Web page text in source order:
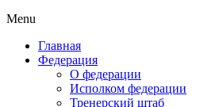
Menu
Главная
Федерация
О федерации
Исполком федерации
Тренерский штаб